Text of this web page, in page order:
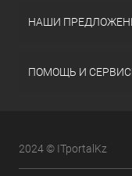
НАШИ
ПОМОЩЬ И
2024 © ITportalKz